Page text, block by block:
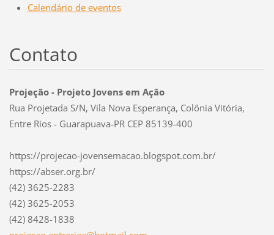
Calendário de eventos
Contato
Projeção - Projeto Jovens em Ação
Rua Projetada S/N, Vila Nova Esperança, Colônia Vitória,
Entre Rios - Guarapuava-PR CEP 85139-400
https://projecao-jovensemacao.blogspot.com.br/
https://abser.org.br/
(42) 3625-2283
(42) 3625-2053
(42) 8428-1838